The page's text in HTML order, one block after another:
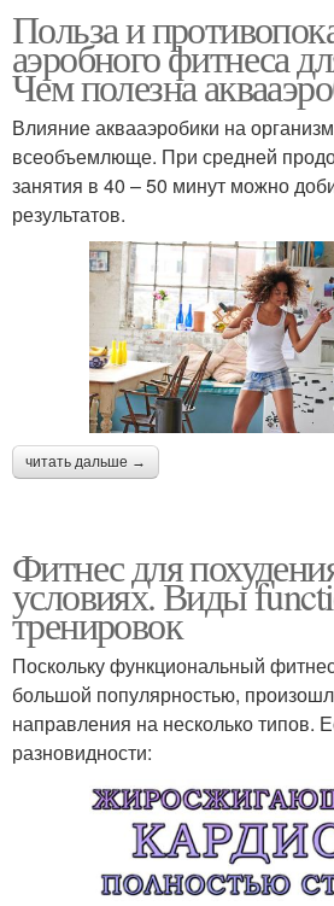
Польза и
аэробного фитнеса
Чем полезна
Влияние аквааэробики на
всеобъемлюще. При средней
занятия в 40 – 50 минут можно
результатов.
читать дальше →
Фитнес для
условиях. Виды
тренировок
Поскольку функциональный
большой популярностью,
направления на несколько типов.
разновидности: